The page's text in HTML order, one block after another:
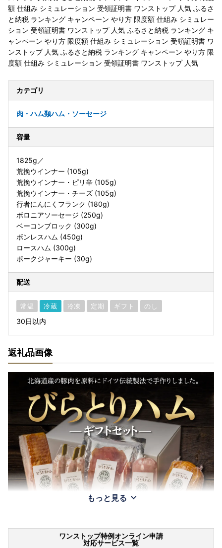
額 仕組み シミュレーション 受領証明書 ワンストップ 人気 ふるさ
と納税 ランキング キャンペーン やり方 限度額 仕組み シミュレー
ション 受領証明書 ワンストップ 人気 ふるさと納税 ランキング キ
ャンペーン やり方 限度額 仕組み シミュレーション 受領証明書 ワ
ンストップ 人気 ふるさと納税 ランキング キャンペーン やり方 限
度額 仕組み シミュレーション 受領証明書 ワンストップ 人気
カテゴリ
肉・ハム類ハム・ソーセージ
容量
1825g／
荒挽ウインナー (105g)
荒挽ウインナー・ピリ辛 (105g)
荒挽ウインナー・チーズ (105g)
行者にんにくフランク (180g)
ボロニアソーセージ (250g)
ベーコンブロック (300g)
ボンレスハム (450g)
ロースハム (300g)
ポークジャーキー (30g)
配送
常温 冷蔵 冷凍 定期 ギフト のし
30日以内
返礼品画像
もっと見る
ワンストップ特例オンライン申請
対応サービス一覧